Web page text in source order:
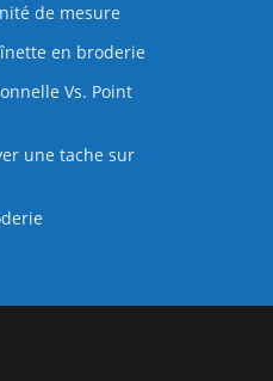
de mesure
en broderie
Vs. Point
une tache sur